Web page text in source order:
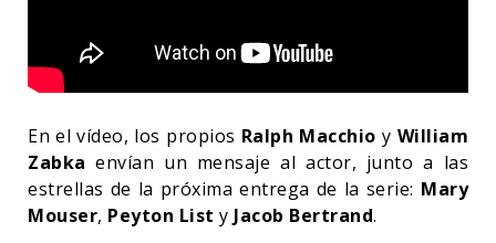
En el vídeo, los propios Ralph Macchio y William
Zabka envían un mensaje al actor, junto a las
estrellas de la próxima entrega de la serie: Mary
Mouser, Peyton List y Jacob Bertrand.